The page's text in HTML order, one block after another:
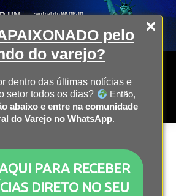
pelo
do varejo?
dentro das últimas notícias e
setor todos os dias?
Então,
abaixo e entre na comunidade
do Varejo no WhatsApp.
PARA RECEBER
DIRETO NO SEU
tagged "e-commerce"
3 anos atrás
podem ajudar a ter sucesso na Black